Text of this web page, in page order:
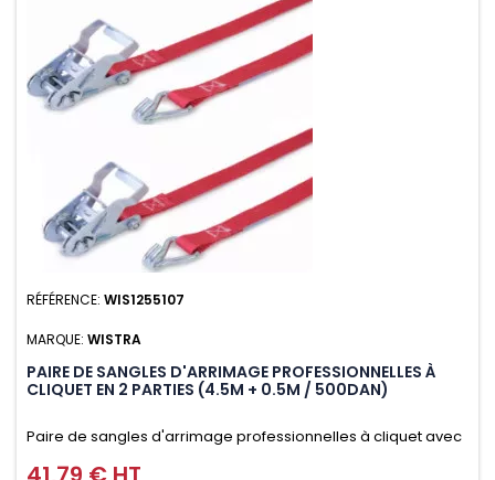
RÉFÉRENCE: WIS1255107
MARQUE: WISTRA
PAIRE DE SANGLES D'ARRIMAGE PROFESSIONNELLES À
CLIQUET EN 2 PARTIES (4.5M + 0.5M / 500DAN)
Paire de sangles d'arrimage professionnelles à cliquet avec
crochet en 2 parties (4.5M + 0.5M / 500daN), simple et rapide
Prix